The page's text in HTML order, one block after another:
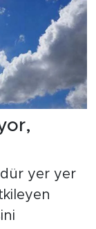
yer yer